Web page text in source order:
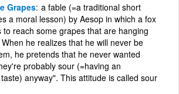
Grapes a fable (=a traditional short
a moral lesson) by Aesop in which a fox
to reach some grapes that are hanging
he realizes that he will never be
he pretends that he never wanted
probably sour (=having an
anyway". This attitude is called sour